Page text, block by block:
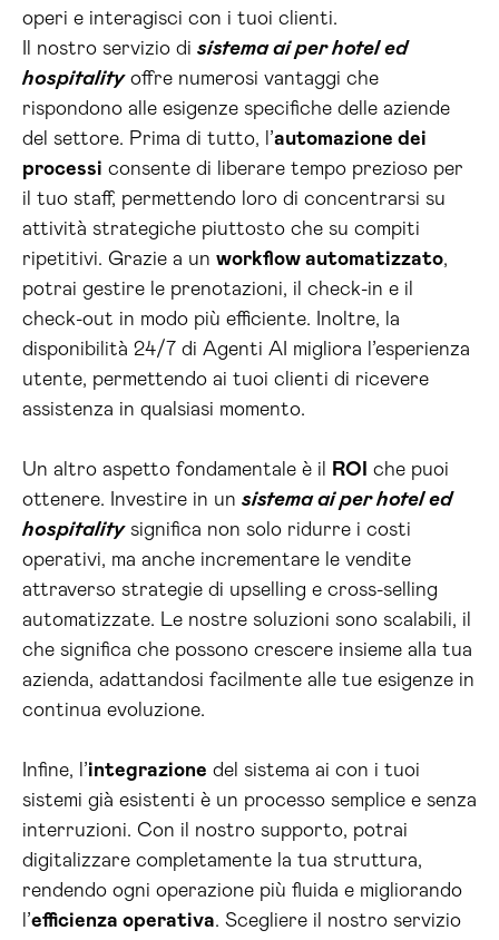
operi e interagisci con i tuoi clienti.
Il nostro servizio di sistema ai per hotel ed
hospitalityoffre numerosi vantaggi che
rispondono alle esigenze specifiche delle aziende
del settore. Prima di tutto, l’automazione dei
processi consente di liberare tempo prezioso per
il tuo staff, permettendo loro di concentrarsi su
attività strategiche piuttosto che su compiti
ripetitivi. Grazie a un workflow automatizzato,
potrai gestire le prenotazioni, il check-in e il
check-out in modo più efficiente. Inoltre, la
disponibilità 24/7 di Agenti AI migliora l’esperienza
utente, permettendo ai tuoi clienti di ricevere
assistenza in qualsiasi momento.
Un altro aspetto fondamentale è il ROI
che puoi
ottenere. Investire in un sistema ai per hotel ed
hospitalitysignifica non solo ridurre i costi
operativi, ma anche incrementare le vendite
attraverso strategie di upselling e cross-selling
automatizzate. Le nostre soluzioni sono scalabili, il
che significa che possono crescere insieme alla tua
azienda, adattandosi facilmente alle tue esigenze in
continua evoluzione.
Infine, l’integrazione del sistema ai con i tuoi
sistemi già esistenti è un processo semplice e senza
interruzioni. Con il nostro supporto, potrai
digitalizzare completamente la tua struttura,
rendendo ogni operazione più fluida e migliorando
l’efficienza operativa. Scegliere il nostro servizio